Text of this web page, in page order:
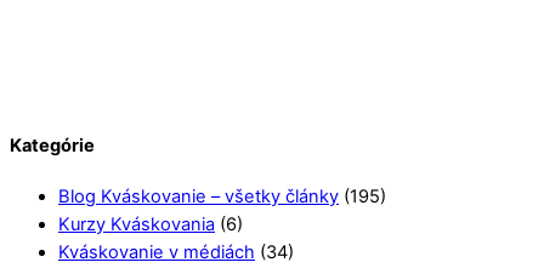
Kategórie
Blog Kváskovanie – všetky články (195)
Kurzy Kváskovania (6)
Kváskovanie v médiách (34)